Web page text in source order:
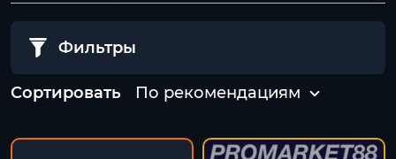
Фильтры
Сортировать По рекомендациям